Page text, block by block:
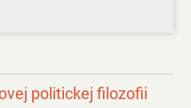
politickej filozofii